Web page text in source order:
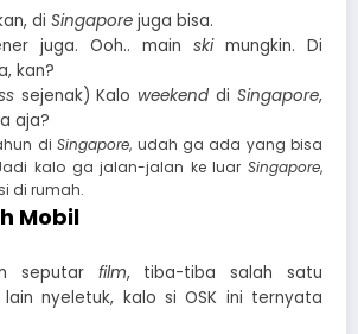
di Singapore juga bisa.
juga. Ooh.. main ski mungkin. Di
kan?
sejenak) KaloweekenddiSingapore,
aja?
diSingapore, udah ga ada yang bisa
kalo ga jalan-jalan ke luar Singapore,
di rumah.
Mobil
seputar film, tiba-tiba salah satu
nyeletuk, kalo si OSK ini ternyata